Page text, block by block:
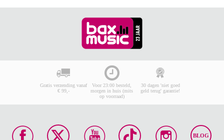
Gratis verzending vanaf
€ 99,-
Voor 23:00 besteld,
morgen in huis (mits
op voorraad)
30 dagen 'niet goed
geld terug' garantie!
BLOG